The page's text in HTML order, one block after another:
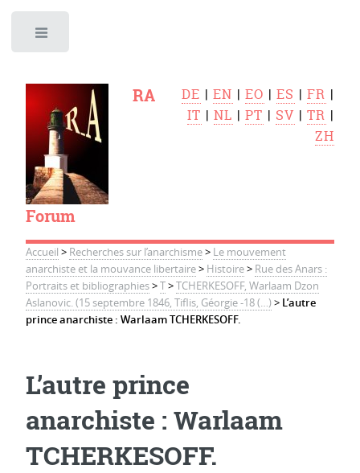
RA
Forum
DE |EN |EO |ES |FR |
IT |NL |PT | SV |TR |
ZH
Accueil > Recherches sur l’anarchisme> Le mouvement
anarchiste et la mouvance libertaire> Histoire> Rue des Anars :
Portraits et bibliographies>T>TCHERKESOFF, Warlaam Dzon
Aslanovic. (15 septembre 1846, Tiflis, Géorgie -18 (…)> L’autre
prince anarchiste : Warlaam TCHERKESOFF.
L’autre prince
anarchiste : Warlaam
TCHERKESOFF.